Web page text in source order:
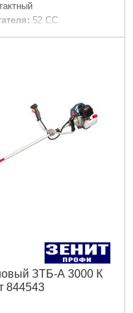
52 СС
режущего ножа: 254
валу штанги: 9 шт
оборотов:
диск 3Т
типа 1 шт
Есть
Есть
ЗТБ-А 3000 К
844543